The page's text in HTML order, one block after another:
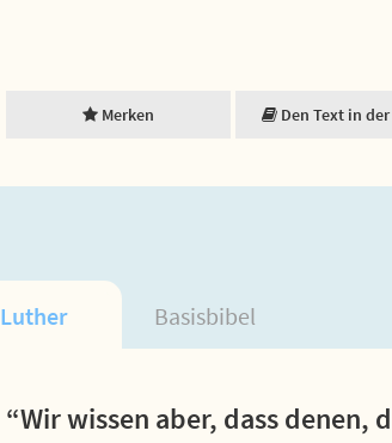
Merken Den Text in
Luther Basisbibel
“Wir wissen aber, dass denen,